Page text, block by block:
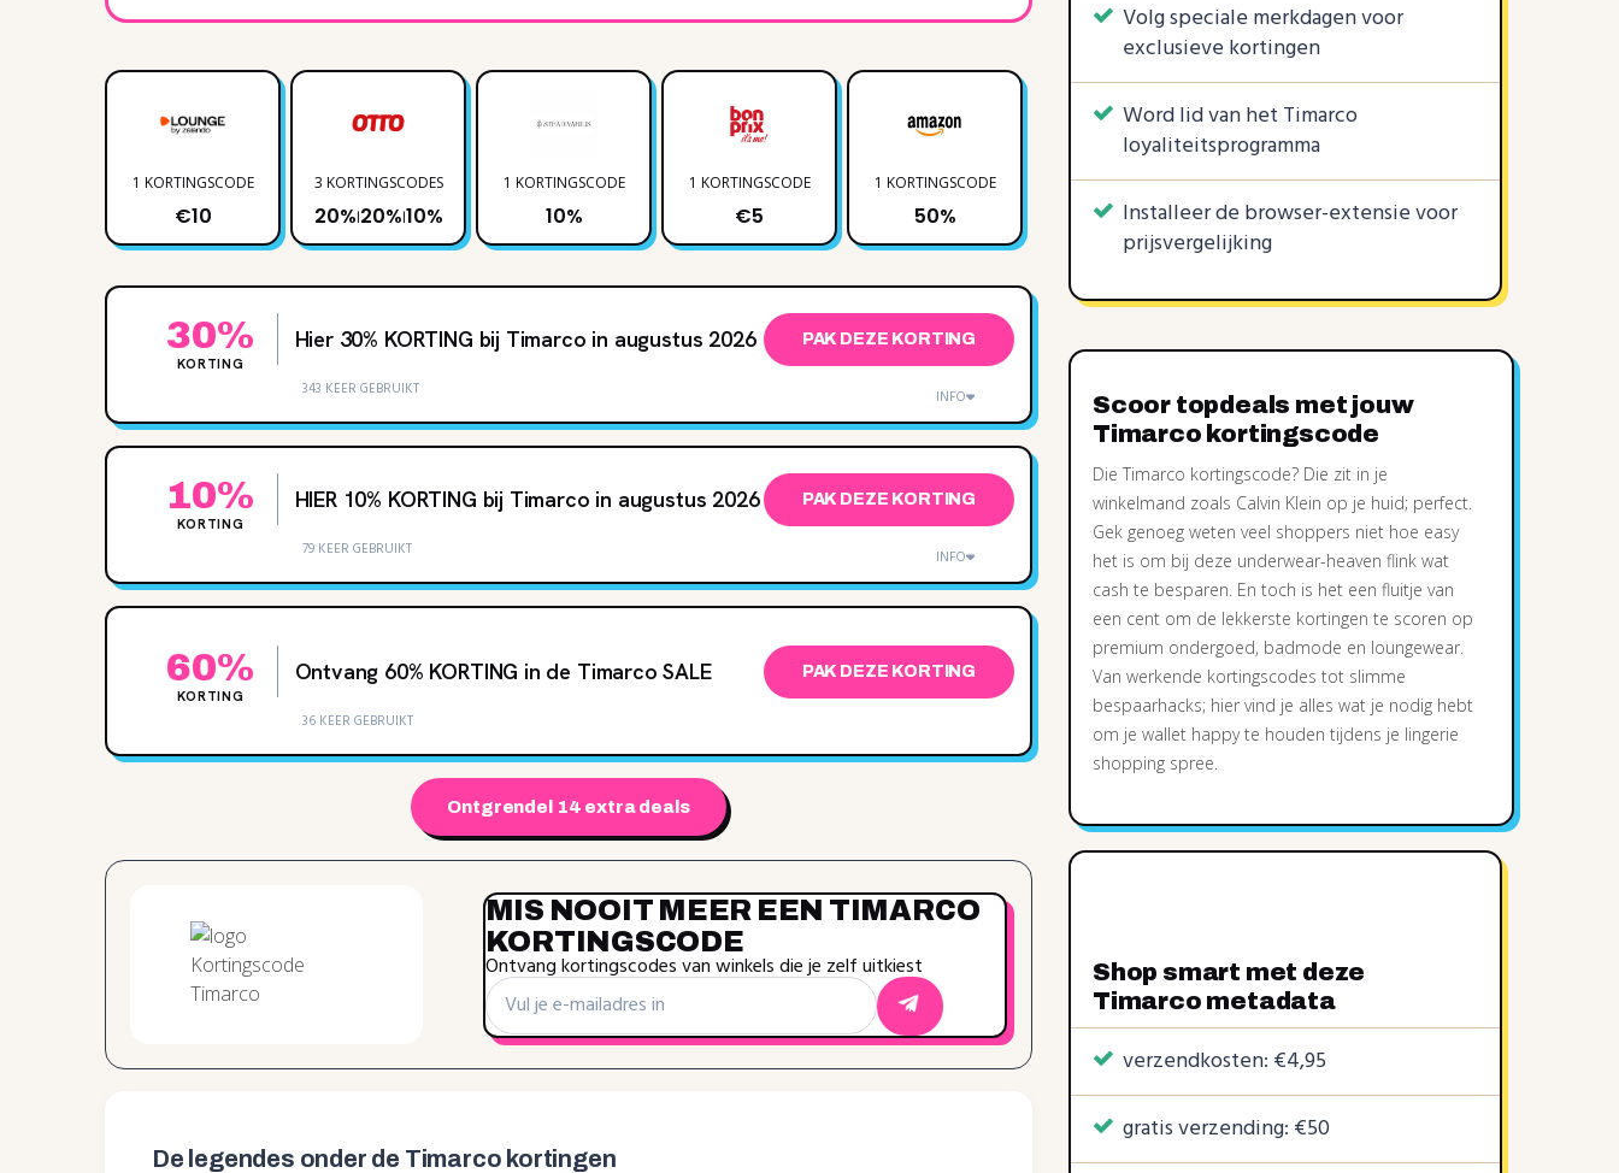
1 KORTINGSCODE
€10
3 KORTINGSCODES
20%|20%|10%
1 KORTINGSCODE
10%
1 KORTINGSCODE
€5
1 KORTINGSCODE
50%
3 KORTINGSCODES
€30 |€10
2 KORTINGSCODES
20%|20%|20%
2 KORTINGSCODES
10%
30%
KORTING
Hier 30% KORTING bij Timarco in augustus 2026 PAK DEZE KORTING
343 KEER GEBRUIKT INFO
10%
KORTING
HIER 10% KORTING bij Timarco in augustus 2026 PAK DEZE KORTING
79 KEER GEBRUIKT INFO
60%
KORTING
Ontvang 60% KORTING in de Timarco SALE PAK DEZE KORTING
36 KEER GEBRUIKT
Ontgrendel 14 extra deals
MIS NOOIT MEER EEN TIMARCO
KORTINGSCODE
Ontvang kortingscodes van winkels die je zelf uitkiest
De legendes onder de Timarco kortingen
Volg speciale merkdagen voor
exclusieve kortingen
Word lid van het Timarco
loyaliteitsprogramma
Installeer de browser-extensie voor
prijsvergelijking
Scoor topdeals met jouw
Timarco kortingscode
Die Timarco kortingscode? Die zit in je
winkelmand zoals Calvin Klein op je huid; perfect.
Gek genoeg weten veel shoppers niet hoe easy
het is om bij deze underwear-heaven flink wat
cash te besparen. En toch is het een fluitje van
een cent om de lekkerste kortingen te scoren op
premium ondergoed, badmode en loungewear.
Van werkende kortingscodes tot slimme
bespaarhacks; hier vind je alles wat je nodig hebt
om je wallet happy te houden tijdens je lingerie
shopping spree.
Shop smart met deze
Timarco metadata
verzendkosten: €4,95
gratis verzending: €50